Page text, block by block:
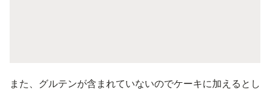
また、グルテンが含まれていないのでケーキに加えるとし